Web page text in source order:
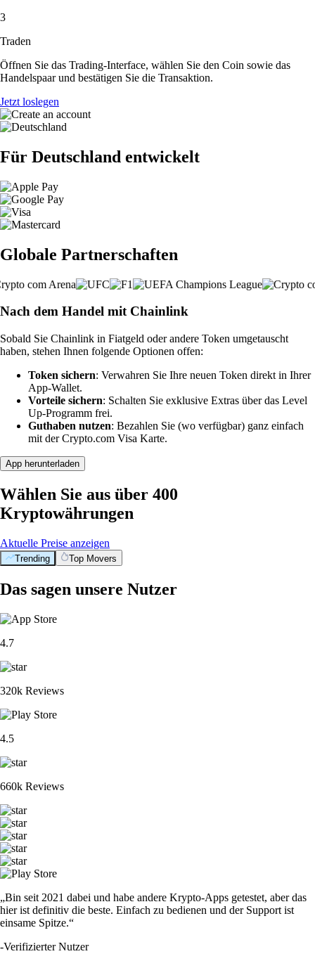
3
Traden
Öffnen Sie das Trading-Interface, wählen Sie den Coin sowie das
Handelspaar und bestätigen Sie die Transaktion.
Jetzt loslegen
Für Deutschland entwickelt
Globale Partnerschaften
Nach dem Handel mit Chainlink
Sobald Sie Chainlink in Fiatgeld oder andere Token umgetauscht
haben, stehen Ihnen folgende Optionen offen:
Token sichern: Verwahren Sie Ihre neuen Token direkt in Ihrer
App-Wallet.
Vorteile sichern: Schalten Sie exklusive Extras über das Level
Up-Programm frei.
Guthaben nutzen: Bezahlen Sie (wo verfügbar) ganz einfach
mit der Crypto.com Visa Karte.
App herunterladen
Wählen Sie aus über 400
Kryptowährungen
Aktuelle Preise anzeigen
Trending Top Movers
Das sagen unsere Nutzer
4.7
320k Reviews
4.5
660k Reviews
„Bin seit 2021 dabei und habe andere Krypto-Apps getestet, aber das
hier ist definitiv die beste. Einfach zu bedienen und der Support ist
einsame Spitze.“
-Verifizierter Nutzer